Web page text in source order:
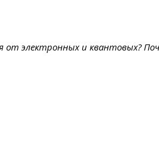
электронных и квантовых?